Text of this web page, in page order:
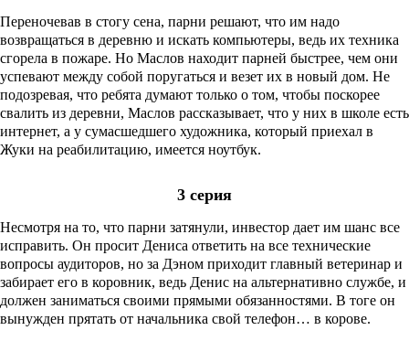
Переночевав в стогу сена, парни решают, что им надо
возвращаться в деревню и искать компьютеры, ведь их техника
сгорела в пожаре. Но Маслов находит парней быстрее, чем они
успевают между собой поругаться и везет их в новый дом. Не
подозревая, что ребята думают только о том, чтобы поскорее
свалить из деревни, Маслов рассказывает, что у них в школе есть
интернет, а у сумасшедшего художника, который приехал в
Жуки на реабилитацию, имеется ноутбук.
3 серия
Несмотря на то, что парни затянули, инвестор дает им шанс все
исправить. Он просит Дениса ответить на все технические
вопросы аудиторов, но за Дэном приходит главный ветеринар и
забирает его в коровник, ведь Денис на альтернативно службе, и
должен заниматься своими прямыми обязанностями. В тоге он
вынужден прятать от начальника свой телефон… в корове.